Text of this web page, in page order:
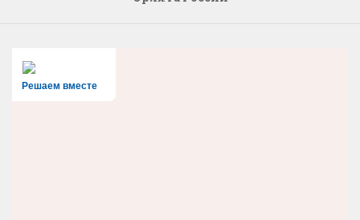
Решаем вместе